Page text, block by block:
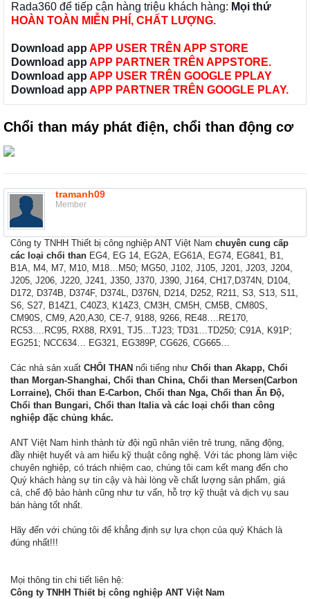
Rada360 để tiếp cận hàng triệu khách hàng: Mọi thứ
HOÀN TOÀN MIỄN PHÍ, CHẤT LƯỢNG.
Download app APP USER TRÊN APP STORE
Download app APP PARTNER TRÊN APPSTORE.
Download app APP USER TRÊN GOOGLE PPLAY
Download app APP PARTNER TRÊN GOOGLE PLAY.
Chổi than máy phát điện, chổi than động cơ
tramanh09
Member
Công ty TNHH Thiết bị công nghiệp ANT Việt Nam chuyên cung cấp
các loại chổi than EG4, EG 14, EG2A, EG61A, EG74, EG841, B1,
B1A, M4, M7, M10, M18…M50; MG50, J102, J105, J201, J203, J204,
J205, J206, J220, J241, J350, J370, J390, J164, CH17,D374N, D104,
D172, D374B, D374F, D374L, D376N, D214, D252, R211, S3, S13, S11,
S6, S27, B14Z1, C40Z3, K14Z3, CM3H, CM5H, CM5B, CM80S,
CM90S, CM9, A20,A30, CE-7, 9188, 9266, RE48….RE170,
RC53….RC95, RX88, RX91, TJ5…TJ23; TD31…TD250; C91A, K91P;
EG251; NCC634… EG321, EG389P, CG626, CG665…
Các nhà sản xuất CHỔI THAN nổi tiếng như Chổi than Akapp, Chổi
than Morgan-Shanghai, Chổi than China, Chổi than Mersen(Carbon
Lorraine), Chổi than E-Carbon, Chổi than Nga, Chổi than Ấn Độ,
Chổi than Bungari, Chổi than Italia và các loại chổi than công
nghiệp đặc chủng khác.
ANT Việt Nam hình thành từ đội ngũ nhân viên trẻ trung, năng động,
đầy nhiệt huyết và am hiểu kỹ thuật công nghệ. Với tác phong làm việc
chuyên nghiệp, có trách nhiệm cao, chúng tôi cam kết mang đến cho
Quý khách hàng sự tin cậy và hài lòng về chất lượng sản phẩm, giá
cả, chế độ bảo hành cũng như tư vấn, hỗ trợ kỹ thuật và dịch vụ sau
bán hàng tốt nhất.
Hãy đến với chúng tôi để khẳng định sự lựa chọn của quý Khách là
đúng nhất!!!
Mọi thông tin chi tiết liên hệ:
Công ty TNHH Thiết bị công nghiệp ANT Việt Nam